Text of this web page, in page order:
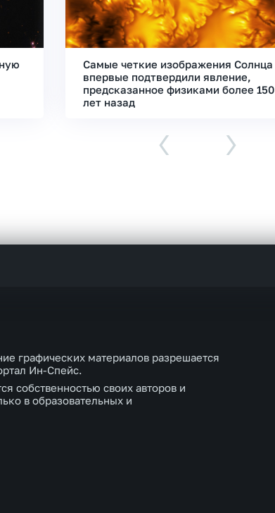
Самые четкие изображения Солнца
впервые подтвердили явление,
предсказанное физиками более 150
лет назад
‹ ›
графических материалов разрешается
Ин-Спейс.
собственностью своих авторов и
в образовательных и